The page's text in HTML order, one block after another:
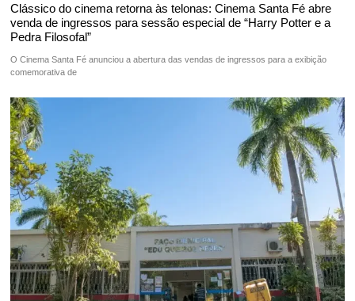
Clássico do cinema retorna às telonas: Cinema Santa Fé abre
venda de ingressos para sessão especial de “Harry Potter e a
Pedra Filosofal”
O Cinema Santa Fé anunciou a abertura das vendas de ingressos para a exibição
comemorativa de